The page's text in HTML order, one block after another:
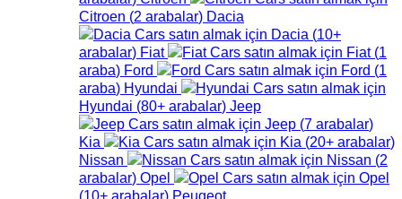
Citroen (2 arabalar) Dacia
Dacia (10+
arabalar) Fiat Fiat (1
araba) Ford Ford (1
araba) Hyundai
Hyundai (80+ arabalar) Jeep
Jeep (7 arabalar)
Kia
Kia (20+ arabalar)
Nissan
Nissan (2
arabalar) Opel
Opel
(10+ arabalar) Peugeot